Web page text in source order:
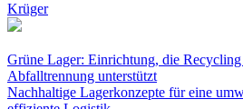
Krüger
Grüne Lager: Einrichtung, die
Abfalltrennung unterstützt
Nachhaltige Lagerkonzepte für eine